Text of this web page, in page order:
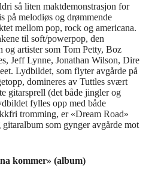
så liten maktdemonstrasjon for
på melodiøs og drømmende
mellom pop, rock og americana.
til soft/powerpop, den
og artister som Tom Petty, Boz
Jeff Lynne, Jonathan Wilson, Dire
Lydbildet, som flyter avgårde på
domineres av Tuttles svært
gitarsprell (det både jingler og
fylles opp med både
tromming, er «Dream Road»
som gynger avgårde mot
kommer» (album)